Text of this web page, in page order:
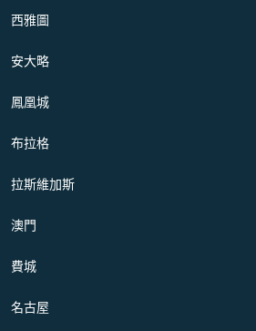
西雅圖
安大略
鳳凰城
布拉格
拉斯維加斯
澳門
費城
名古屋